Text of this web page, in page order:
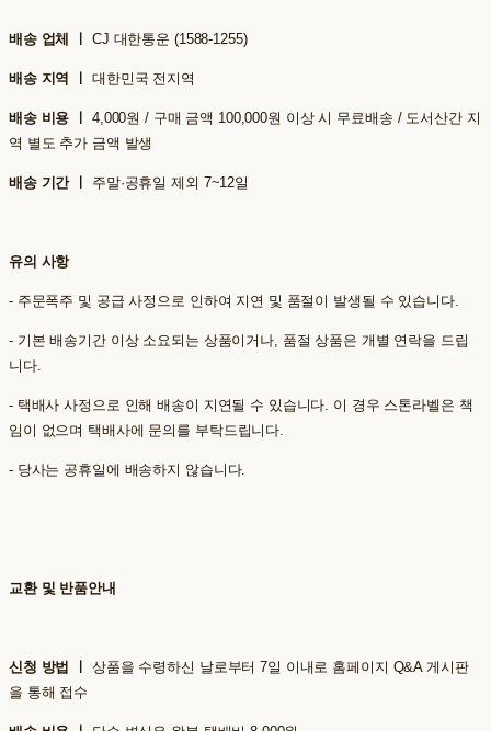
배송 업체 ㅣ CJ 대한통운 (1588-1255)
배송 지역 ㅣ 대한민국 전지역
배송 비용 ㅣ 4,000원 / 구매 금액 100,000원 이상 시 무료배송 / 도서산간 지
역 별도 추가 금액 발생
배송 기간 ㅣ 주말·공휴일 제외 7~12일
유의 사항
- 주문폭주 및 공급 사정으로 인하여 지연 및 품절이 발생될 수 있습니다.
- 기본 배송기간 이상 소요되는 상품이거나, 품절 상품은 개별 연락을 드립
니다.
- 택배사 사정으로 인해 배송이 지연될 수 있습니다. 이 경우 스톤라벨은 책
임이 없으며 택배사에 문의를 부탁드립니다.
- 당사는 공휴일에 배송하지 않습니다.
교환 및 반품안내
신청 방법 ㅣ 상품을 수령하신 날로부터 7일 이내로 홈페이지 Q&A 게시판
을 통해 접수